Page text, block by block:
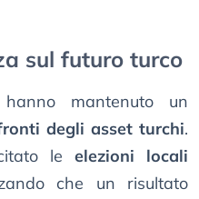
sul futuro turco
mantenuto un
degli asset turchi.
le elezioni locali
che un risultato